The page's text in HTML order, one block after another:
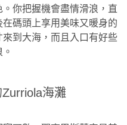
你把握機會盡情滑浪，直
碼頭上享用美味又暖身的
到大海，而且入口有好些
海灘